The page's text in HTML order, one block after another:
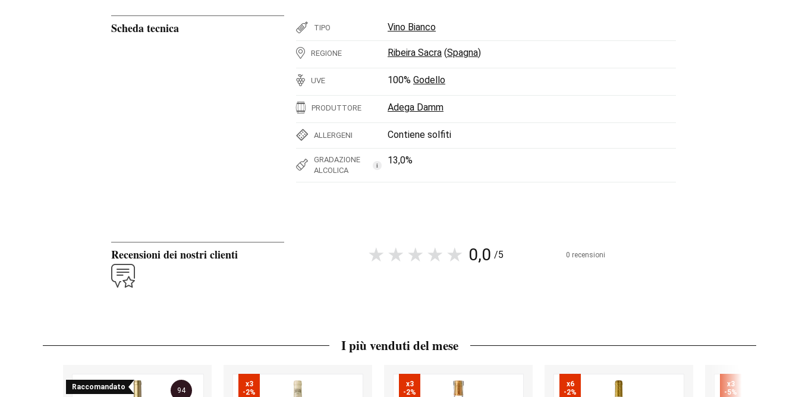
Scheda tecnica TIPO Vino Bianco
REGIONE Ribeira Sacra (Spagna)
UVE 100% Godello
PRODUTTORE Adega Damm
ALLERGENI Contiene solfiti
GRADAZIONE
ALCOLICA
i 13,0%
Recensioni dei nostri clienti 0,0 /5 0 recensioni
I più venduti del mese
Raccomandato 94
x3
-2%
x3
-2%
x6
-2%
x3
-5%